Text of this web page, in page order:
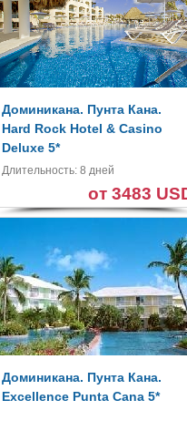
Доминикана. Пунта Кана.
Hard Rock Hotel & Casino
Deluxe 5*
Длительность: 8 дней
от 3483
Доминикана. Пунта Кана.
Excellence Punta Cana 5*